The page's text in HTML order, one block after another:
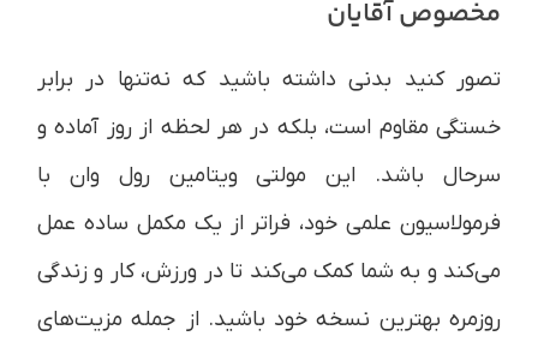
مخصوص آقایان
تصور کنید بدنی داشته باشید که نه‌تنها در برابر
خستگی مقاوم است، بلکه در هر لحظه از روز آماده و
سرحال باشد. این مولتی ویتامین رول وان با
فرمولاسیون علمی خود، فراتر از یک مکمل ساده عمل
می‌کند و به شما کمک می‌کند تا در ورزش، کار و زندگی
روزمره بهترین نسخه خود باشید. از جمله مزیت‌های